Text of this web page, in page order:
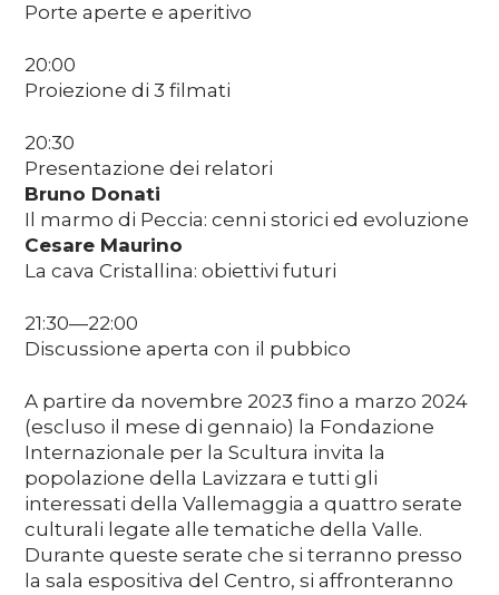
Porte aperte e aperitivo
20:00
Proiezione di 3 filmati
20:30
Presentazione dei relatori
Bruno Donati
Il marmo di Peccia: cenni storici ed evoluzione
Cesare Maurino
La cava Cristallina: obiettivi futuri
21:30—22:00
Discussione aperta con il pubbico
A partire da novembre 2023 fino a marzo 2024
(escluso il mese di gennaio) la Fondazione
Internazionale per la Scultura invita la
popolazione della Lavizzara e tutti gli
interessati della Vallemaggia a quattro serate
culturali legate alle tematiche della Valle.
Durante queste serate che si terranno presso
la sala espositiva del Centro, si affronteranno